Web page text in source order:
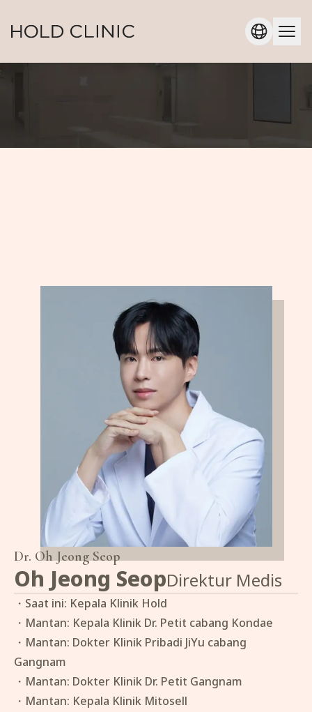
Dr. Oh Jeong Seop
Oh Jeong SeopDirektur Medis
・Saat ini: Kepala Klinik Hold
・Mantan: Kepala Klinik Dr. Petit cabang Kondae
・Mantan: Dokter Klinik Pribadi JiYu cabang
Gangnam
・Mantan: Dokter Klinik Dr. Petit Gangnam
・Mantan: Kepala Klinik Mitosell